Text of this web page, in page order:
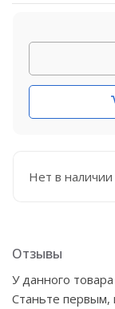
Нет в наличии
Отзывы
У данного
Станьте первым,